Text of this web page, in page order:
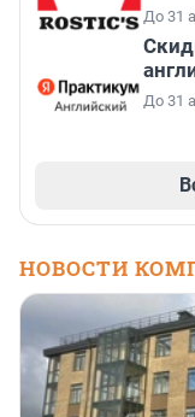
До 31
До 31
НОВОСТИ